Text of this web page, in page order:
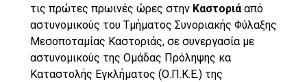
τις πρώτες πρωινές ώρες στην Καστοριάαπό
αστυνομικούς του Τμήματος Συνοριακής Φύλαξης
Μεσοποταμίας Καστοριάς, σε συνεργασία με
αστυνομικούς της Ομάδας Πρόληψης κα
Καταστολής Εγκλήματος (Ο.Π.Κ.Ε.) της